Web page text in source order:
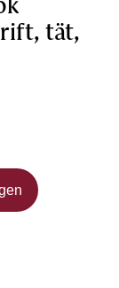
tät,